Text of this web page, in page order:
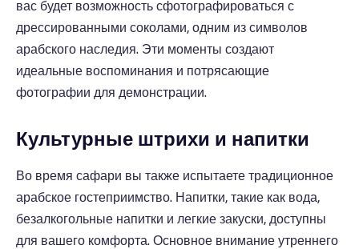
вас будет возможность сфотографироваться с
дрессированными соколами, одним из символов
арабского наследия. Эти моменты создают
идеальные воспоминания и потрясающие
фотографии для демонстрации.
Культурные штрихи и напитки
Во время сафари вы также испытаете традиционное
арабское гостеприимство. Напитки, такие как вода,
безалкогольные напитки и легкие закуски, доступны
для вашего комфорта. Основное внимание утреннего